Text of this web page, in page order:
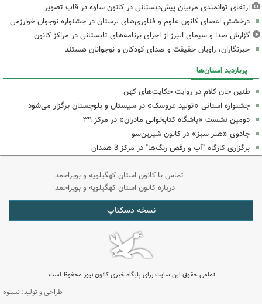
ارتقای توانمندی مربیان پیش‌دبستانی در کانون ساوه در قاب تصویر
درخشش اعضای کانون علوم و فناوری‌های لرستان در جشنواره نوجوان خوارزمی
گزارش صدا و سیمای البرز از اجرای برنامه‌های تابستانی در مراکز کانون
خبرنگاران، راویان حقیقت و صدای کودکان و نوجوانان هستند
پربازدید استان‌ها
طنین جان کلام در روایت حکایت‌های کهن
جشنواره استانی «تولید عروسک» در سیستان و بلوچستان برگزار می‌شود
دومین نشست «باشگاه کتابخوانی مادران» در مرکز ۳۹
جادوی «هنر سبز» در کانون شیرین‌سو
برگزاری کارگاه "آب و رقص رنگ‌ها" در مرکز 3 همدان
تماس با کانون استان کهگیلویه و بویراحمد
درباره کانون استان کهگیلویه و بویراحمد
نسخه دسکتاپ
تمامی حقوق این سایت برای پایگاه خبری کانون نیوز محفوظ است.
طراحی و تولید: نستوه